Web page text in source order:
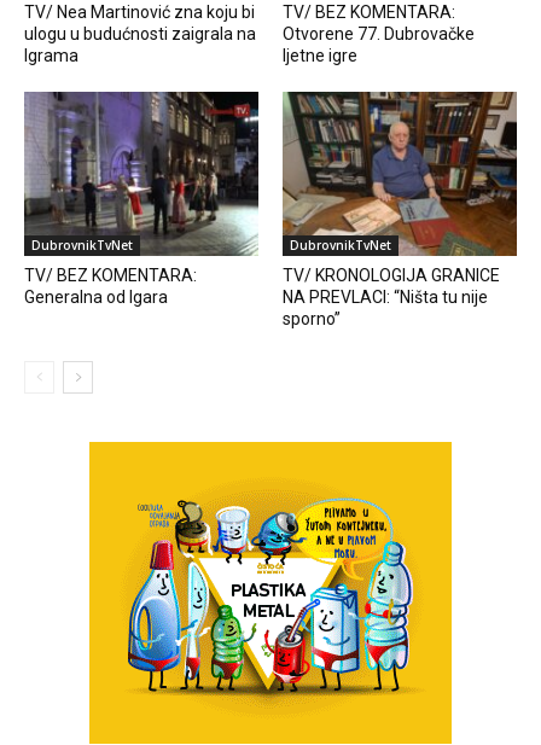
TV/ Nea Martinović zna koju bi
ulogu u budućnosti zaigrala na
Igrama
TV/ BEZ KOMENTARA:
Otvorene 77. Dubrovačke
ljetne igre
DubrovnikTvNet
TV/ BEZ KOMENTARA:
Generalna od Igara
DubrovnikTvNet
TV/ KRONOLOGIJA GRANICE
NA PREVLACI: “Ništa tu nije
sporno”